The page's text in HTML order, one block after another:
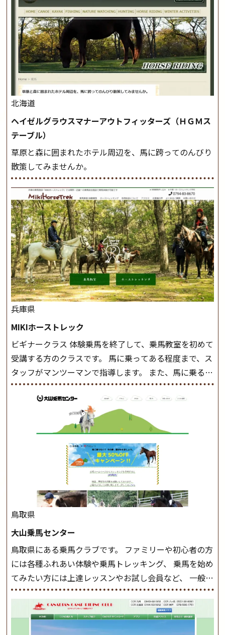
北海道
ヘイゼルグラウスマナーアウトフィッターズ（ＨＧＭス
テーブル）
草原と森に囲まれたホテル周辺を、馬に跨ってのんびり
散策してみませんか。
兵庫県
MIKIホーストレック
ビギナークラス 体験乗馬を終了して、乗馬教室を初めて
受講する方のクラスです。 馬に乗ってある程度まで、ス
タッフがマンツーマンで指導します。 また、馬に乗るだ
けでなく、馬の手入れや馬装（鞍などを装着する） も
このクラスで把握し、「馬に触れること」にも慣れてい
きましょう。 スタートクラス ビギナークラスで単独で
軽速歩(けいはやあし)ができるようになったら スタート
クラスへ。 グループレッスンで馬のスピードを調整し
ながら 軽速歩・正反撞(せいはんどう)を学びます。 安定
した手綱操作と軽速歩・正反撞ができるようになれば
駈歩(かけあし)練習に入ります。 ホップクラス スタート
クラスで常歩(なみあし)や 速歩、駈歩の初歩をマスター
したら、 次は部班にて駈歩を含めた誘導練習を行いま
しょう。 ステップクラス ホップクラスまでに練習した
の扶助操作や誘導方法を身につけましょう。 注意事項
◆馬場使用状況により、使用する馬場はこちらで決定い
たしますのでご了承ください ◆基本は雨天決行です
が、落雷・強風等のより、安全上急遽中止させていただ
く場合がございます。 ◆三木ホースランドパークの協議
会や講習会等により、一部レッスンが中止になる場合が
鳥取県
大山乗馬センター
鳥取県にある乗馬クラブです。 ファミリーや初心者の方
には各種ふれあい体験や乗馬トレッキング、 乗馬を始め
てみたい方には上達レッスンやお試し会員など、 一般の
方に幅広くお楽しみいただける施設を目指しています。
また、お手軽（低価格）に会員になったり自分の馬を持
つことのできる乗馬クラブでもあり、 健康や趣味、スポ